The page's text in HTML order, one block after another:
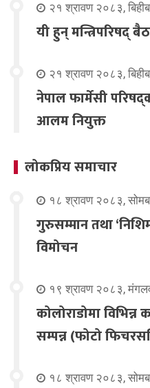
२१ श्रावण २०८३,
यी हुन् मन्त्रिपरिषद्
२१ श्रावण २०८३,
नेपाल फार्मेसी
आलम नियुक्त
लोकप्रिय समाचार
१८ श्रावण २०८३,
गुरुसम्मान तथा
विमोचन
१९ श्रावण २०८३,
कोलोराडोमा
सम्पन्न (फोटो
१८ श्रावण २०८३,